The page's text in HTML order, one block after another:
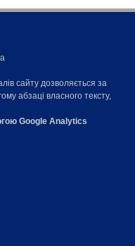
сайту дозволяється за
абзаці власного тексту,
Google Analytics